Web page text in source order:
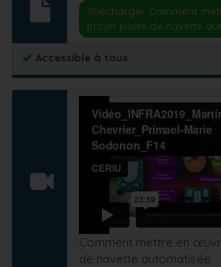
Télécharger Comment
projet pilote de navette
Accessible à tous
Comment mettre en
de navette automatisée